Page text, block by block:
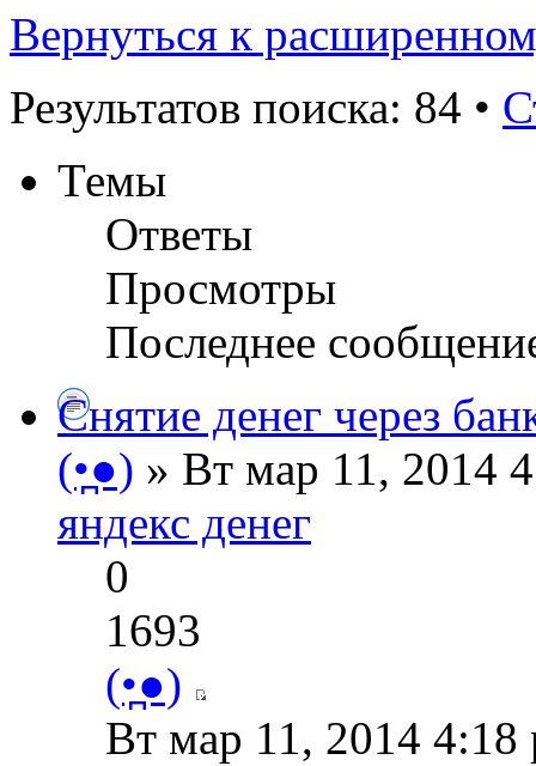
Вернуться к
Результатов поиска: 84 •
Темы
Ответы
Просмотры
Последнее
Снятие денег через
(•̪●) » Вт мар 11, 2014
яндекс денег
0
1693
(•̪●)
Вт мар 11, 2014 4:18